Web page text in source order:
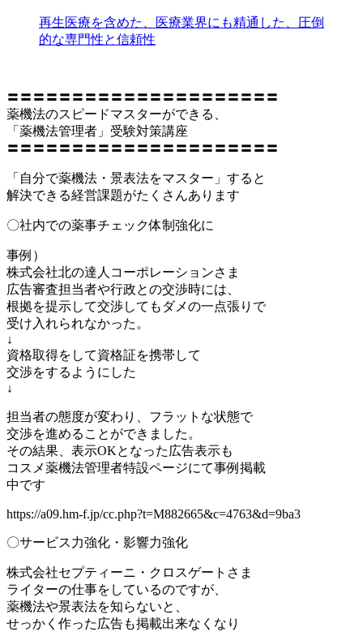
再生医療を含めた、医療業界にも精通した、圧倒
的な専門性と信頼性
〓〓〓〓〓〓〓〓〓〓〓〓〓〓〓〓〓〓〓〓〓
薬機法のスピードマスターができる、
「薬機法管理者」受験対策講座
〓〓〓〓〓〓〓〓〓〓〓〓〓〓〓〓〓〓〓〓〓
「自分で薬機法・景表法をマスター」すると
解決できる経営課題がたくさんあります
〇社内での薬事チェック体制強化に
事例）
株式会社北の達人コーポレーションさま
広告審査担当者や行政との交渉時には、
根拠を提示して交渉してもダメの一点張りで
受け入れられなかった。
↓
資格取得をして資格証を携帯して
交渉をするようにした
↓
担当者の態度が変わり、フラットな状態で
交渉を進めることができました。
その結果、表示OKとなった広告表示も
コスメ薬機法管理者特設ページにて事例掲載
中です
https://a09.hm-f.jp/cc.php?t=M882665&c=4763&d=9ba3
〇サービス力強化・影響力強化
株式会社セプティーニ・クロスゲートさま
ライターの仕事をしているのですが、
薬機法や景表法を知らないと、
せっかく作った広告も掲載出来なくなり